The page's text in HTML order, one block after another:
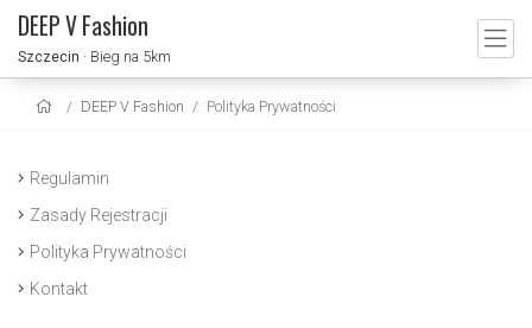
DEEP V Fashion
Szczecin · Bieg na 5km
DEEP V Fashion Polityka Prywatności
Regulamin
Zasady Rejestracji
Polityka Prywatności
Kontakt